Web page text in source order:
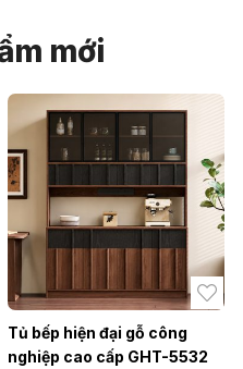
của những mũi khoan đã
mới
Tủ bếp hiện đại gỗ công
nghiệp cao cấp GHT-5532